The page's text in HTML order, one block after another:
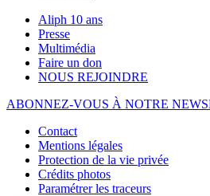
Aliph 10 ans
Presse
Multimédia
Faire un don
NOUS REJOINDRE
ABONNEZ-VOUS À NOTRE
Contact
Mentions légales
Protection de la vie privée
Crédits photos
Paramétrer les traceurs